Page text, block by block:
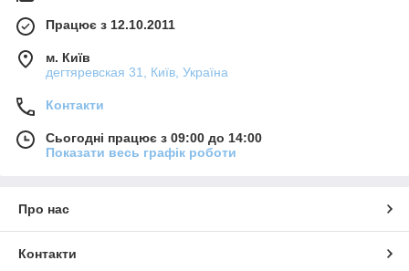
Працює з 12.10.2011
м. Київ
дегтяревская 31, Київ, Україна
Контакти
Сьогодні працює з 09:00 до 14:00
Показати весь графік роботи
Про нас
Контакти